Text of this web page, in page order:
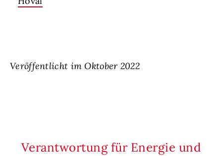
Veröffentlicht im Oktober 2022
Verantwortung für Energie und